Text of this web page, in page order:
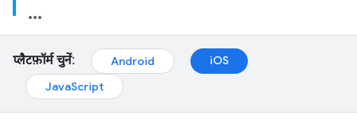
प्लैटफ़ॉर्म चुनें: Android
iOS
JavaScript